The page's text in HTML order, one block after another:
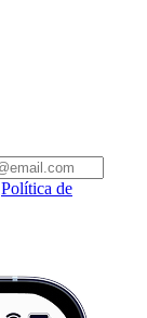
Política de